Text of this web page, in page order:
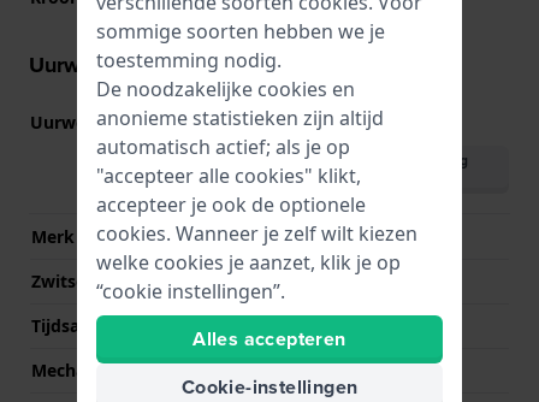
Uurwerk informatie
Uurwerk nr. Y121(Bekijk specificaties
Download handleiding
(English)
Merk uurwerk
Seiko
Zwitsers uurwerk
Nee
Tijdsaanduiding
Mechanisme
Quartz
sommige soorten hebben we je
toestemming nodig.
De noodzakelijke cookies en
anonieme statistieken zijn altijd
automatisch actief; als je op
"accepteer alle cookies" klikt,
accepteer je ook de optionele
cookies. Wanneer je zelf wilt kiezen
welke cookies je aanzet, klik je op
“cookie instellingen”.
Alles accepteren
Cookie-instellingen